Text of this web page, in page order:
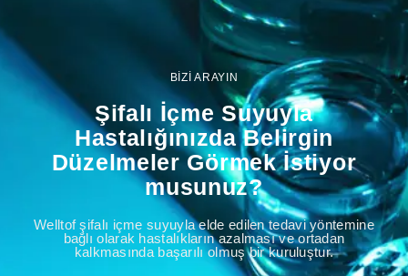
BİZİ ARAYIN
Şifalı İçme Suyuyla
Hastalığınızda Belirgin
Düzelmeler Görmek İstiyor
musunuz?
Welltof şifalı içme suyuyla elde edilen tedavi yöntemine
bağlı olarak hastalıkların azalması ve ortadan
kalkmasında başarılı olmuş bir kuruluştur.